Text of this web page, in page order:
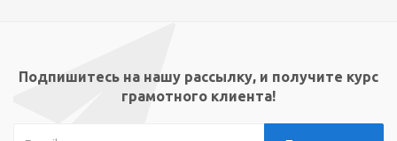
Подпишитесь на нашу рассылку, и получите курс
грамотного клиента!